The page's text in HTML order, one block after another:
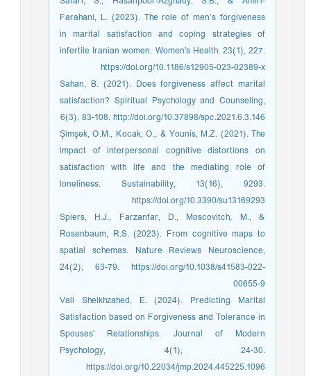
Farahani, L. (2023). The role of men’s forgiveness
in marital satisfaction and coping strategies of
infertile Iranian women. Women's Health, 23(1), 227.
https://doi.org/10.1186/s12905-023-02389-x
Sahan, B. (2021). Does forgiveness affect marital
satisfaction? Spiritual Psychology and Counseling,
6(3), 83-108. http://doi.org/10.37898/spc.2021.6.3.146
Şimşek, O.M., Kocak, O., & Younis, M.Z. (2021). The
impact of interpersonal cognitive distortions on
satisfaction with life and the mediating role of
loneliness. Sustainability, 13(16), 9293.
https://doi.org/10.3390/su13169293
Spiers, H.J., Farzanfar, D., Moscovitch, M., &
Rosenbaum, R.S. (2023). From cognitive maps to
spatial schemas. Nature Reviews Neuroscience,
24(2), 63-79. https://doi.org/10.1038/s41583-022-
00655-9
Vali Sheikhzahed, E. (2024). Predicting Marital
Satisfaction based on Forgiveness and Tolerance in
Spouses' Relationships. Journal of Modern
Psychology, 4(1), 24-30.
https://doi.org/10.22034/jmp.2024.445225.1096